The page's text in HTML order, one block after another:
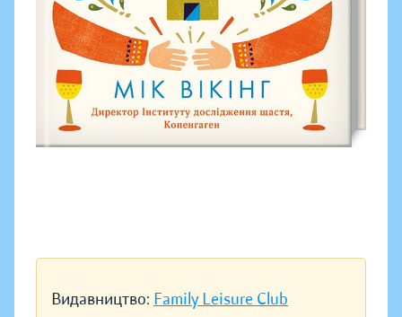
Видавництво: Family Leisure Club